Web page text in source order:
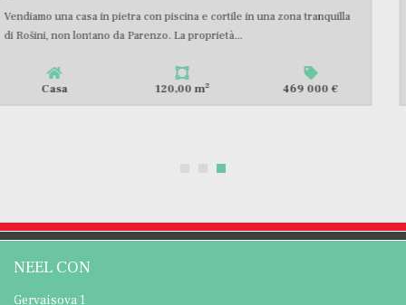
Una casa in vendita, con una superficie netta totale di 230 m2, su un
terreno di 872 m2. Ubicata in posizione ideale, in...
Casa 230,00 m 590 000 €
NEEL CON
Gervaisova 1